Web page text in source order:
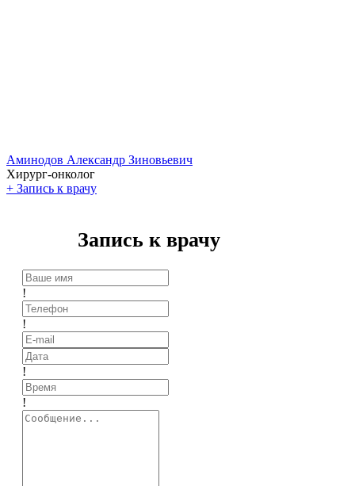
Аминодов Александр Зиновьевич
Хирург-онколог
+ Запись к врачу
Запись к врачу
!
!
!
!